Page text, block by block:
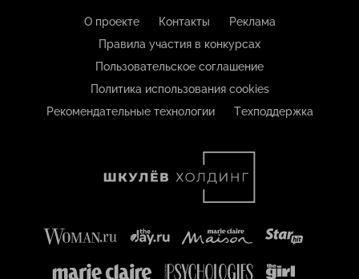
О проекте Контакты
Реклама
Правила участия в конкурсах
Пользовательское соглашение
Политика использования cookies
Рекомендательные технологии
Техподдержка